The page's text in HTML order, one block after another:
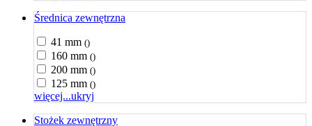
Średnica zewnętrzna
41 mm ()
160 mm ()
200 mm ()
125 mm ()
więcej...ukryj
Stożek zewnętrzny